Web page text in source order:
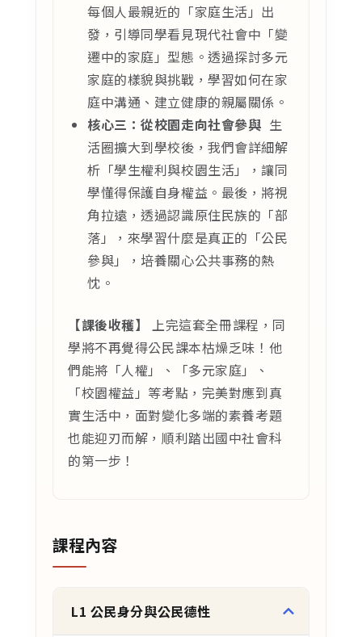
每個人最親近的「家庭生活」出
發，引導同學看見現代社會中「變
遷中的家庭」型態。透過探討多元
家庭的樣貌與挑戰，學習如何在家
庭中溝通、建立健康的親屬關係。
核心三：從校園走向社會參與 生
活圈擴大到學校後，我們會詳細解
析「學生權利與校園生活」，讓同
學懂得保護自身權益。最後，將視
角拉遠，透過認識原住民族的「部
落」，來學習什麼是真正的「公民
參與」，培養關心公共事務的熱
忱。
【課後收穫】
上完這套全冊課程，同
學將不再覺得公民課本枯燥乏味！他
們能將「人權」、「多元家庭」、
「校園權益」等考點，完美對應到真
實生活中，面對變化多端的素養考題
也能迎刃而解，順利踏出國中社會科
的第一步！
課程內容
L1 公民身分與公民德性